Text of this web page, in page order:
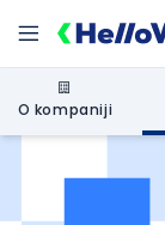
O kompaniji